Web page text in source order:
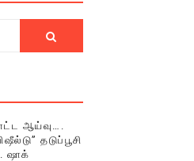
ஆய்வு….
தடுப்பூசி
ஷாக்